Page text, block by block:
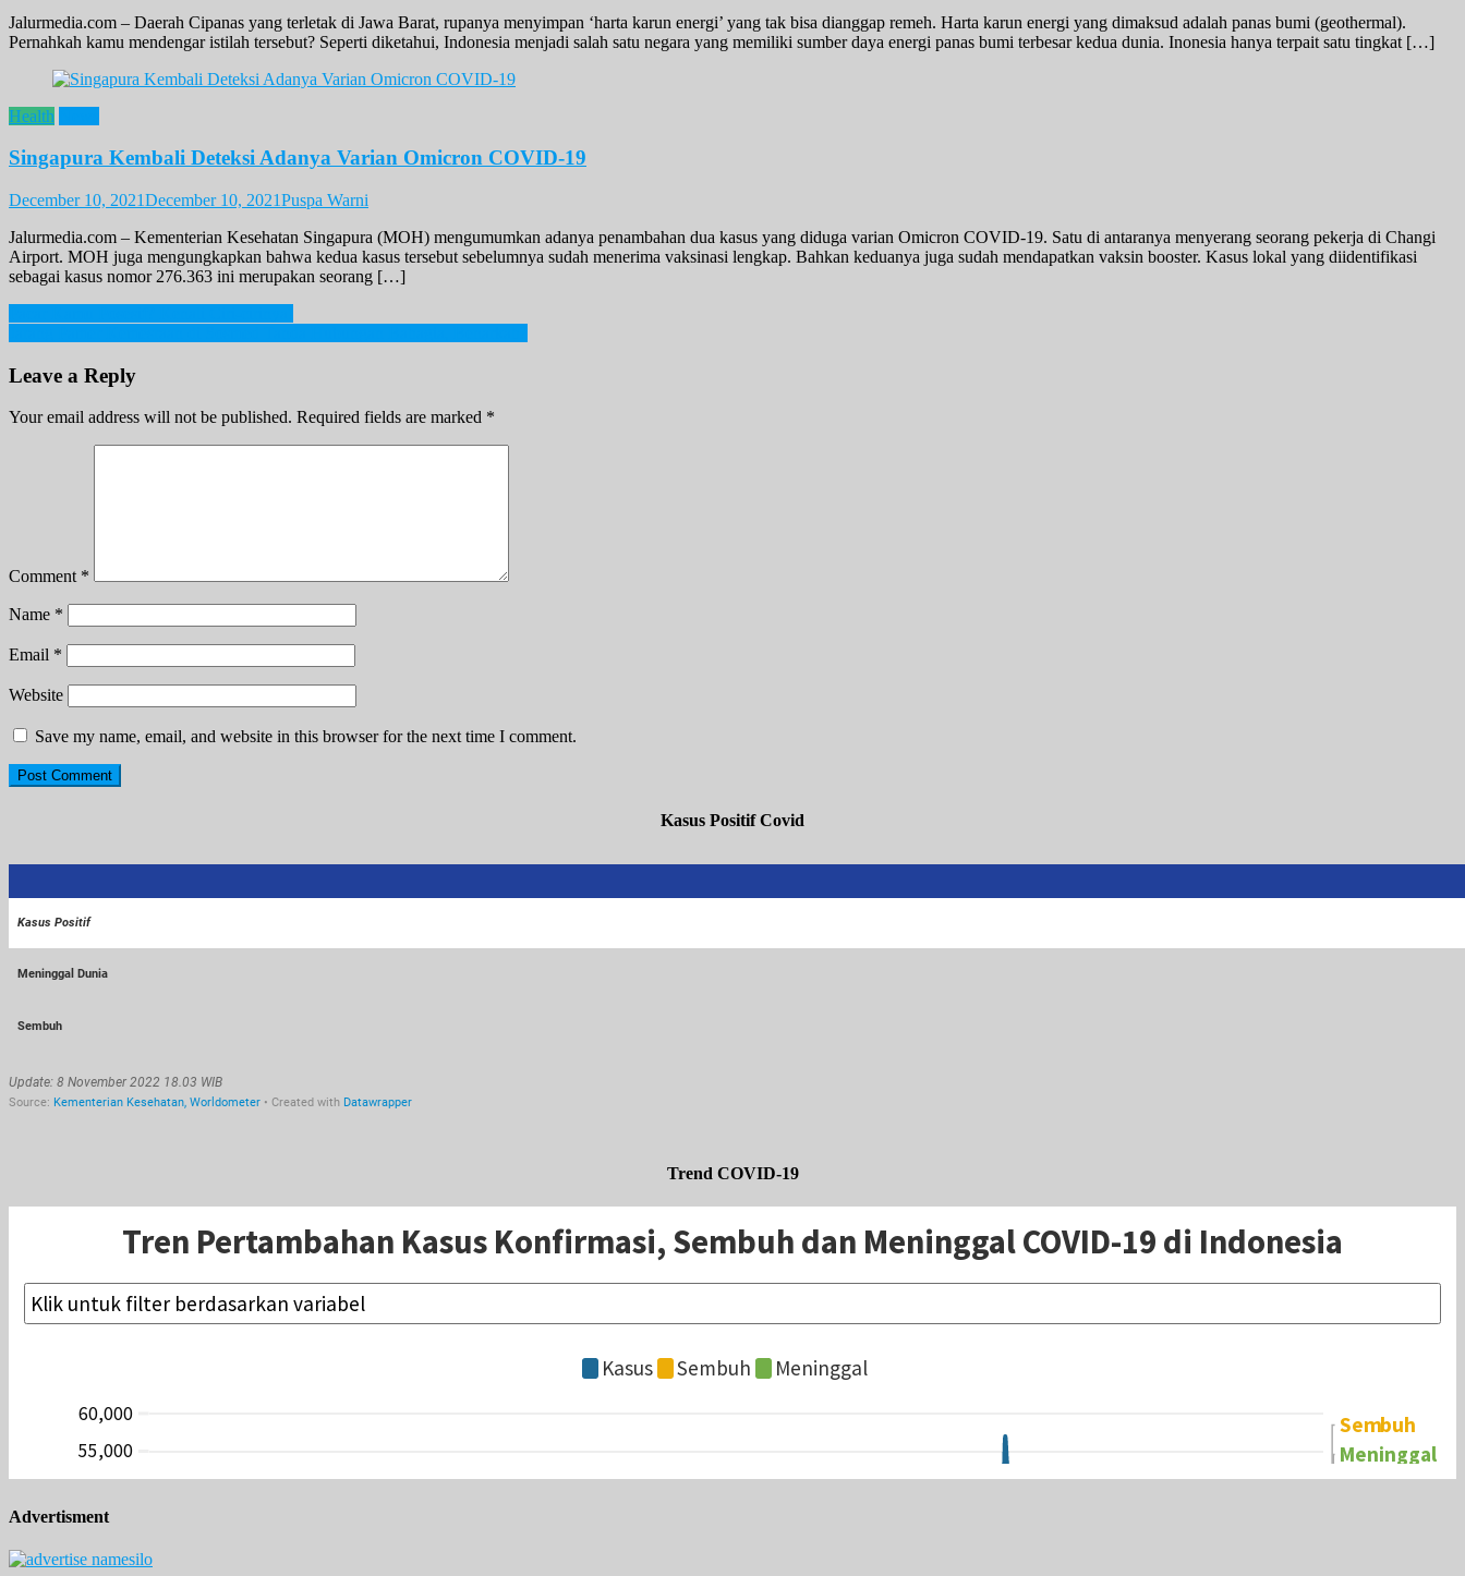
Jalurmedia.com – Daerah Cipanas yang terletak di Jawa Barat, rupanya menyimpan ‘harta karun energi’ yang tak bisa dianggap remeh. Harta karun energi yang dimaksud adalah panas bumi (geothermal).
Pernahkah kamu mendengar istilah tersebut? Seperti diketahui, Indonesia menjadi salah satu negara yang memiliki sumber daya energi panas bumi terbesar kedua dunia. Inonesia hanya terpait satu tingkat […]
Health
Singapura Kembali Deteksi Adanya Varian Omicron COVID-19
December 10, 2021December 10, 2021Puspa Warni
Jalurmedia.com – Kementerian Kesehatan Singapura (MOH) mengumumkan adanya penambahan dua kasus yang diduga varian Omicron COVID-19. Satu di antaranya menyerang seorang pekerja di Changi
Airport. MOH juga mengungkapkan bahwa kedua kasus tersebut sebelumnya sudah menerima vaksinasi lengkap. Bahkan keduanya juga sudah mendapatkan vaksin booster. Kasus lokal yang diidentifikasi
sebagai kasus nomor 276.363 ini merupakan seorang […]
Post
navigation
Leave a Reply
Your email address will not be published. Required fields are marked *
Comment *
Name *
Email *
Website
Save my name, email, and website in this browser for the next time I comment.
Kasus Positif Covid
Trend COVID-19
Advertisment